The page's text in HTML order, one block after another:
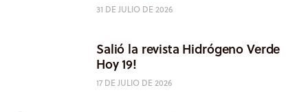
31 DE JULIO DE 2026
Salió la revista Hidrógeno Verde
Hoy 19!
17 DE JULIO DE 2026